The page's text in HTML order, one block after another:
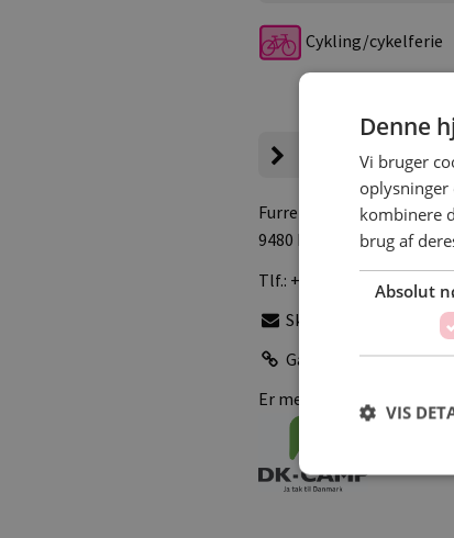
Cykling/cykelferie
Furreby Kirkevej 97
9480 Løkken
Tlf.: +45 98991804
Skriv e-mail
Gå til pladsens
Er medlem af
Denne
Vi bruger
oplysninger
kombinere
brug af
Absolut
VIS